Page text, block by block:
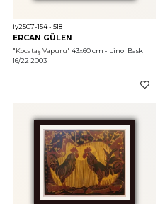
iy2507-154 - 518
ERCAN GÜLEN
"Kocataş Vapuru" 43x60 cm - Linol Baskı
16/22 2003